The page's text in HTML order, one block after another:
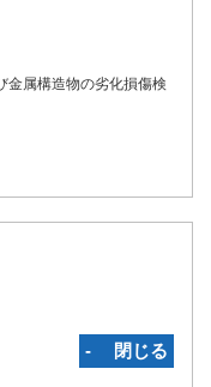
金属構造物の劣化損傷検
‐ 閉じる